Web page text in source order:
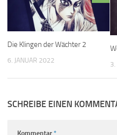
Die Klingen der Wächter 2
6. JANUAR 2022 3.
SCHREIBE EINEN
Kommentar*